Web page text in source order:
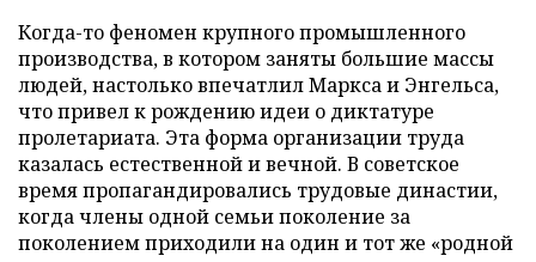
Когда-то феномен крупного промышленного
производства, в котором заняты большие массы
людей, настолько впечатлил Маркса и Энгельса,
что привел к рождению идеи о диктатуре
пролетариата. Эта форма организации труда
казалась естественной и вечной. В советское
время пропагандировались трудовые династии,
когда члены одной семьи поколение за
поколением приходили на один и тот же «родной